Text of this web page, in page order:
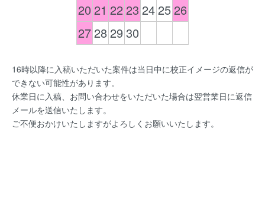
20 21 22 23 24 25 26
27 28 2930
16時以降に入稿いただいた案件は当日中に校正イメージの返信が
できない可能性があります。
休業日に入稿、お問い合わせをいただいた場合は翌営業日に返信
メールを送信いたします。
ご不便おかけいたしますがよろしくお願いいたします。